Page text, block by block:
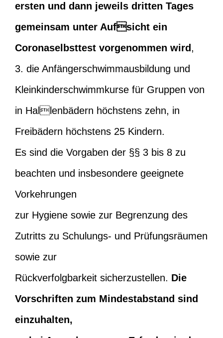
ersten und dann jeweils dritten Tages
gemeinsam unter Aufsicht ein
Coronaselbsttest vorgenommen wird,
3. die Anfängerschwimmausbildung und
Kleinkinderschwimmkurse für Gruppen von
in Hallenbädern höchstens zehn, in
Freibädern höchstens 25 Kindern.
Es sind die Vorgaben der §§ 3 bis 8 zu
beachten und insbesondere geeignete
Vorkehrungen
zur Hygiene sowie zur Begrenzung des
Zutritts zu Schulungs- und Prüfungsräumen
sowie zur
Rückverfolgbarkeit sicherzustellen. Die
Vorschriften zum Mindestabstand sind
einzuhalten,